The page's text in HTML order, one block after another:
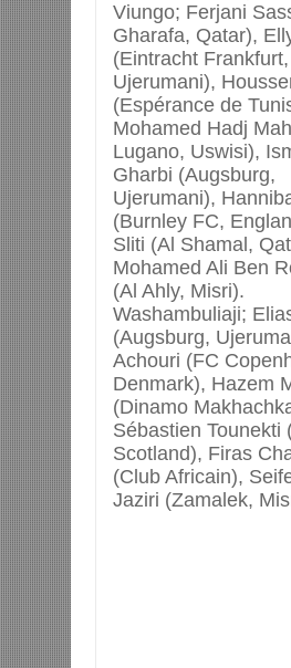
Viungo; Ferjani
Gharafa, Qatar),
(Eintracht Frankfurt,
Ujerumani),
(Espérance de
Mohamed Hadj
Lugano, Uswisi),
Gharbi (Augsburg,
Ujerumani),
(Burnley FC,
Sliti (Al Shamal,
Mohamed Ali Ben
(Al Ahly, Misri).
Washambuliaji;
(Augsburg,
Achouri (FC
Denmark), Hazem
(Dinamo
Sébastien Tounekti
Scotland), Firas
(Club Africain),
Jaziri (Zamalek,